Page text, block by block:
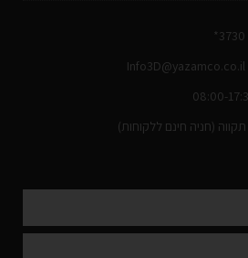
Info3D@yazamco.co.il